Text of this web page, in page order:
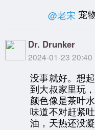
@老宋 宠
Dr. Drunker
2024-01-23 20:40
没事就好。想
到大叔家里玩
颜色像是茶叶
味道不对赶紧
油，天热还没